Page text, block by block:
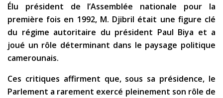
Élu président de l’Assemblée nationale pour la
première fois en 1992, M. Djibril était une figure clé
du régime autoritaire du président Paul Biya et a
joué un rôle déterminant dans le paysage politique
camerounais.
Ces critiques affirment que, sous sa présidence, le
Parlement a rarement exercé pleinement son rôle de